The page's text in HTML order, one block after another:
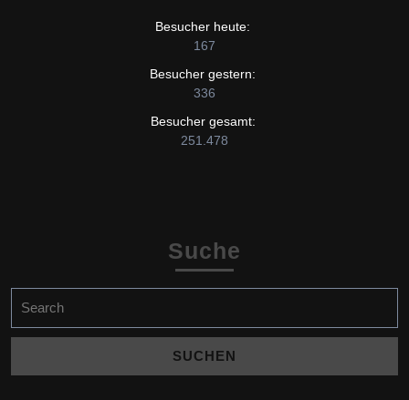
Besucher heute:
167
Besucher gestern:
336
Besucher gesamt:
251.478
Suche
for: